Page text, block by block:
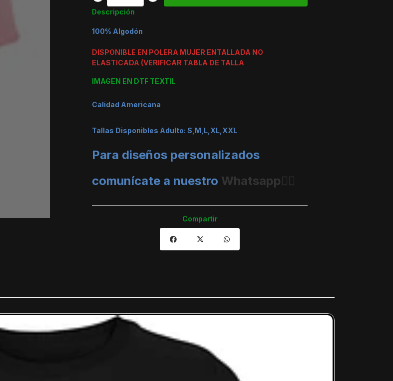
Descripción
100% Algodón
DISPONIBLE EN POLERA MUJER ENTALLADA NO
ELASTICADA (VERIFICAR TABLA DE TALLA
IMAGEN EN DTF TEXTIL
Calidad Americana
Tallas Disponibles Adulto: S,M,L,XL,XXL
Para diseños personalizados
comunícate a nuestro Whatsapp👈🏼
Compartir